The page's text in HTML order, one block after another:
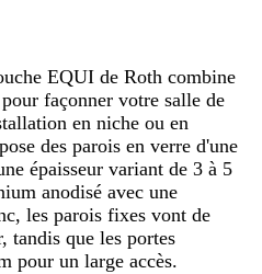
EQUI de Roth combine
façonner votre salle de
en niche ou en
des parois en verre d'une
épaisseur variant de 3 à 5
anodisé avec une
les parois fixes vont de
tandis que les portes
pour un large accès.